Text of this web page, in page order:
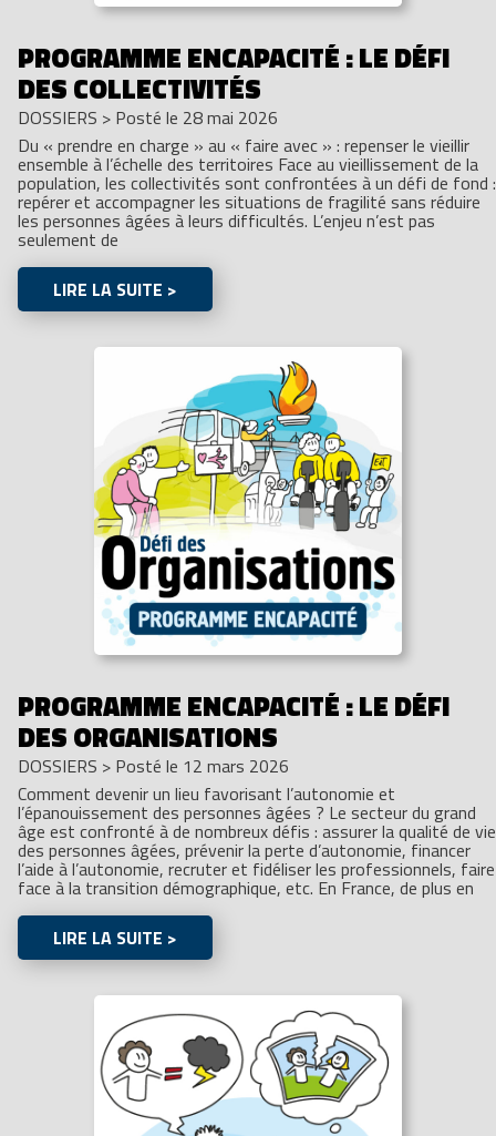
PROGRAMME ENCAPACITÉ : LE DÉFI
DES COLLECTIVITÉS
DOSSIERS > Posté le 28 mai 2026
Du « prendre en charge » au « faire avec » : repenser le vieillir
ensemble à l’échelle des territoires Face au vieillissement de la
population, les collectivités sont confrontées à un défi de fond :
repérer et accompagner les situations de fragilité sans réduire
les personnes âgées à leurs difficultés. L’enjeu n’est pas
seulement de
LIRE LA SUITE >
PROGRAMME ENCAPACITÉ : LE DÉFI
DES ORGANISATIONS
DOSSIERS > Posté le 12 mars 2026
Comment devenir un lieu favorisant l’autonomie et
l’épanouissement des personnes âgées ? Le secteur du grand
âge est confronté à de nombreux défis : assurer la qualité de vie
des personnes âgées, prévenir la perte d’autonomie, financer
l’aide à l’autonomie, recruter et fidéliser les professionnels, faire
face à la transition démographique, etc. En France, de plus en
LIRE LA SUITE >